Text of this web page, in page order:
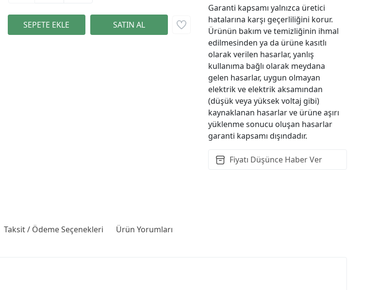
Garanti kapsamı yalnızca üretici
hatalarına karşı geçerliliğini korur.
Ürünün bakım ve temizliğinin ihmal
edilmesinden ya da ürüne kasıtlı
olarak verilen hasarlar, yanlış
kullanıma bağlı olarak meydana
gelen hasarlar, uygun olmayan
elektrik ve elektrik aksamından
(düşük veya yüksek voltaj gibi)
kaynaklanan hasarlar ve ürüne aşırı
yüklenme sonucu oluşan hasarlar
garanti kapsamı dışındadır.
Fiyatı Düşünce Haber Ver
Taksit / Ödeme Seçenekleri Ürün Yorumları